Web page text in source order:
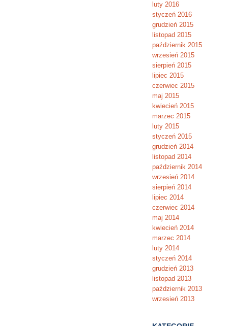
luty 2016
styczeń 2016
grudzień 2015
listopad 2015
październik 2015
wrzesień 2015
sierpień 2015
lipiec 2015
czerwiec 2015
maj 2015
kwiecień 2015
marzec 2015
luty 2015
styczeń 2015
grudzień 2014
listopad 2014
październik 2014
wrzesień 2014
sierpień 2014
lipiec 2014
czerwiec 2014
maj 2014
kwiecień 2014
marzec 2014
luty 2014
styczeń 2014
grudzień 2013
listopad 2013
październik 2013
wrzesień 2013